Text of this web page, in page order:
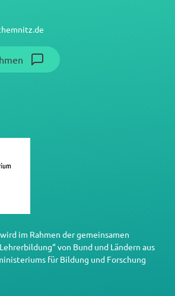
im Rahmen der gemeinsamen
von Bund und Ländern aus
für Bildung und Forschung